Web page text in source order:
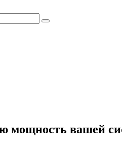
мощность вашей